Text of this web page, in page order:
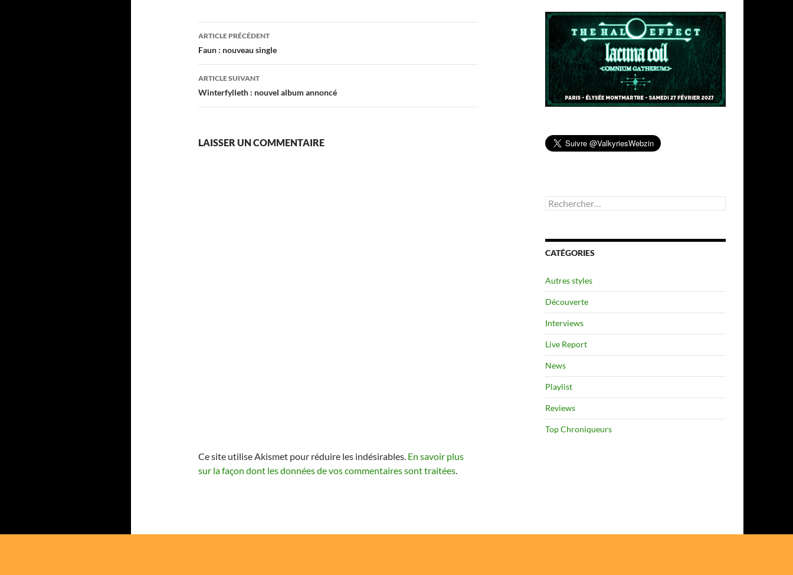
Navigation
des
articles
ARTICLE PRÉCÉDENT
Faun : nouveau single
ARTICLE SUIVANT
Winterfylleth : nouvel album annoncé
LAISSER UN COMMENTAIRE
Ce site utilise Akismet pour réduire les indésirables. En savoir plus
sur la façon dont les données de vos commentaires sont traitées.
Rechercher :
CATÉGORIES
Autres styles
Découverte
Interviews
Live Report
News
Playlist
Reviews
Top Chroniqueurs